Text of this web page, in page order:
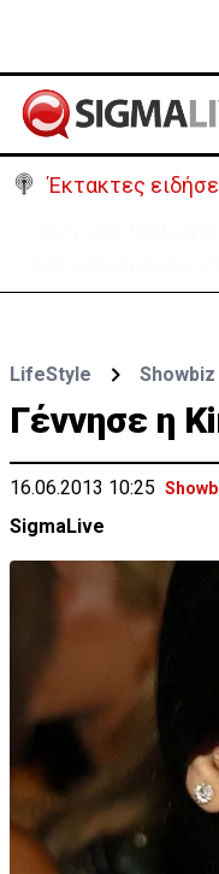
Έκτακτες
LifeStyle Showbiz
Γέννησε η
16.06.2013 10:25
SigmaLive